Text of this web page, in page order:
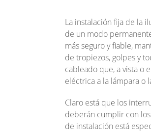
La instalación fija de la
de un modo
más seguro y fiable,
de tropiezos, golpes y
cableado que, a vista o
eléctrica a la lámpara o
Claro está que los
deberán cumplir con
de instalación está